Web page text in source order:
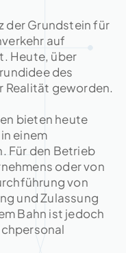
der Grundstein für
auf
Heute, über
des
Realität geworden.
bieten heute
einem
Für den Betrieb
oder von
von
und Zulassung
Bahn ist jedoch